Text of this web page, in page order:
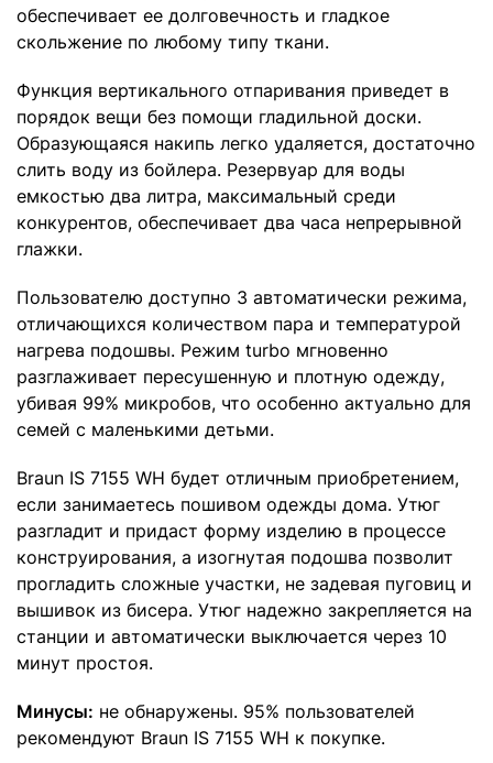
обеспечивает ее долговечность и гладкое
скольжение по любому типу ткани.
Функция вертикального отпаривания приведет в
порядок вещи без помощи гладильной доски.
Образующаяся накипь легко удаляется, достаточно
слить воду из бойлера. Резервуар для воды
емкостью два литра, максимальный среди
конкурентов, обеспечивает два часа непрерывной
глажки.
Пользователю доступно 3 автоматически режима,
отличающихся количеством пара и температурой
нагрева подошвы. Режим turbo мгновенно
разглаживает пересушенную и плотную одежду,
убивая 99% микробов, что особенно актуально для
семей с маленькими детьми.
Braun IS 7155 WH будет отличным приобретением,
если занимаетесь пошивом одежды дома. Утюг
разгладит и придаст форму изделию в процессе
конструирования, а изогнутая подошва позволит
прогладить сложные участки, не задевая пуговиц и
вышивок из бисера. Утюг надежно закрепляется на
станции и автоматически выключается через 10
минут простоя.
Минусы: не обнаружены. 95% пользователей
рекомендуют Braun IS 7155 WH к покупке.